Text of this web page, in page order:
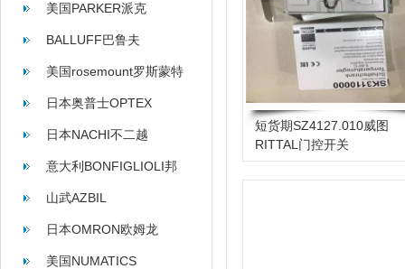
美国PARKER派克
BALLUFF巴鲁夫
美国rosemount罗斯蒙特
日本奥普士OPTEX
日本NACHI不二越
意大利BONFIGLIOLI邦
飞利
山武AZBIL
日本OMRON欧姆龙
美国NUMATICS
短货期SZ4127.010威图
RITTAL门控开关